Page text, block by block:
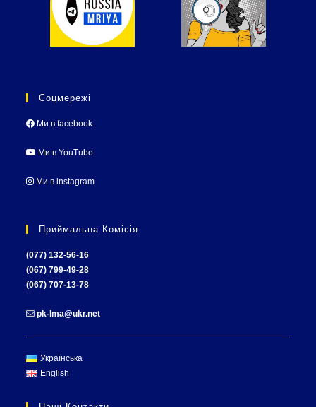
Соцмережі
Ми в facebook
Ми в YouTube
Ми в instagram
Приймальна Комісія
(077) 132-56-16
(067) 799-49-28
(067) 707-13-78
pk-lma@ukr.net
Українська
English